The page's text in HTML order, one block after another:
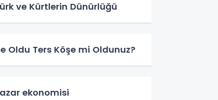
ve Kürtlerin Dünürlüğü
Oldu Ters Köşe mi Oldunuz?
ekonomisi